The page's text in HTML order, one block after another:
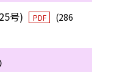
号) PDF
(286